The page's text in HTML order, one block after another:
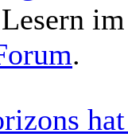
im
.